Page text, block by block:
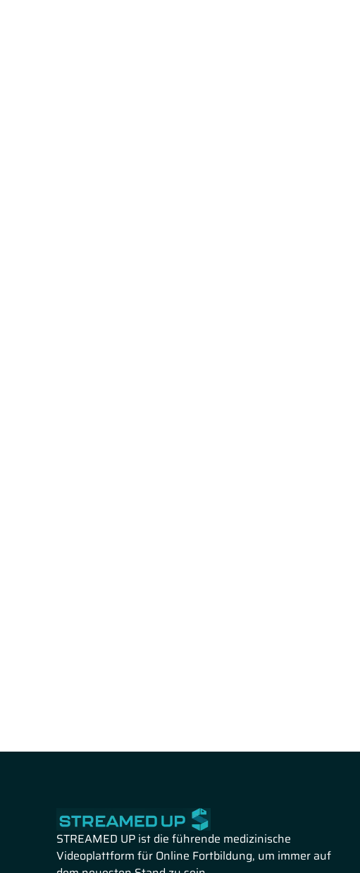
STREAMED UP ist die führende medizinische
Videoplattform für Online Fortbildung, um immer auf